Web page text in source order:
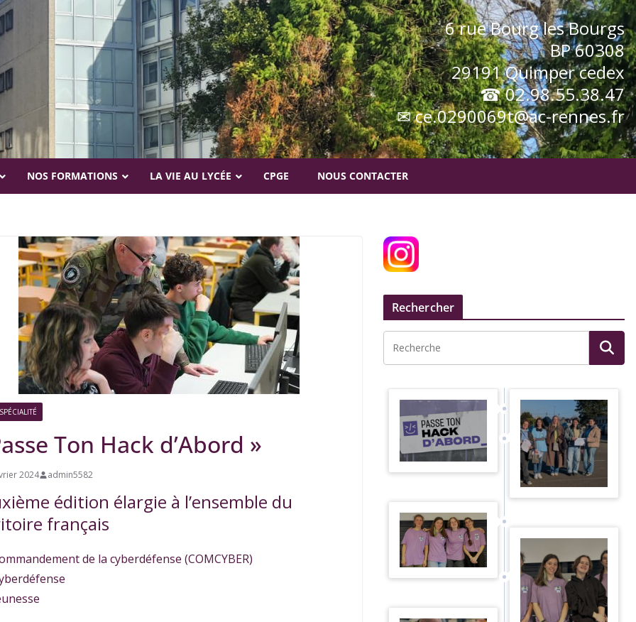
6 rue Bourg les Bourgs
BP 60308
29191 Quimper cedex
☎ 02.98.55.38.47
✉ ce.0290069t@ac-rennes.fr
NOS FORMATIONS
Euro
Angl
ais
– HG)
Euro
–
Scien
Filièr
sportives
LA VIE AU LYCÉE
La vie scolaire C.D.I Orientation Infirmerie
CPGE NOUS CONTACTER
SPÉCIALITÉ
Ton Hack d’Abord »
2024 admin5582
édition élargie à l’ensemble du
français
de la cyberdéfense (COMCYBER)
Rechercher